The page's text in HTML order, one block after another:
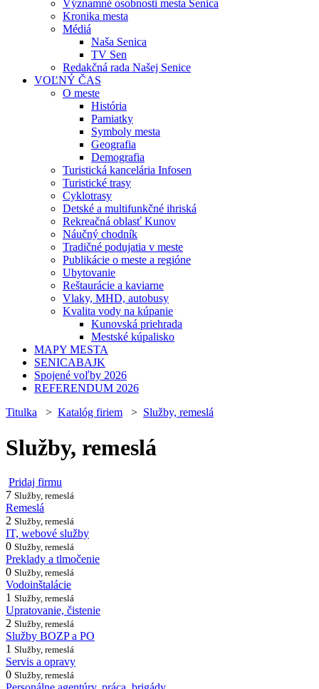
Významné osobnosti mesta Senica
Kronika mesta
Médiá
Naša Senica
TV Sen
Redakčná rada Našej Senice
VOĽNÝ ČAS
O meste
História
Pamiatky
Symboly mesta
Geografia
Demografia
Turistická kancelária Infosen
Turistické trasy
Cyklotrasy
Detské a multifunkčné ihriská
Rekreačná oblasť Kunov
Náučný chodník
Tradičné podujatia v meste
Publikácie o meste a regióne
Ubytovanie
Reštaurácie a kaviarne
Vlaky, MHD, autobusy
Kvalita vody na kúpanie
Kunovská priehrada
Mestské kúpalisko
MAPY MESTA
SENICABAJK
Spojené voľby 2026
REFERENDUM 2026
Titulka > Katalóg firiem > Služby, remeslá
Služby, remeslá
Pridaj firmu
7 Služby, remeslá
Remeslá
2 Služby, remeslá
IT, webové služby
0 Služby, remeslá
Preklady a tlmočenie
0 Služby, remeslá
Vodoinštalácie
1 Služby, remeslá
Upratovanie, čistenie
2 Služby, remeslá
Služby BOZP a PO
1 Služby, remeslá
Servis a opravy
0 Služby, remeslá